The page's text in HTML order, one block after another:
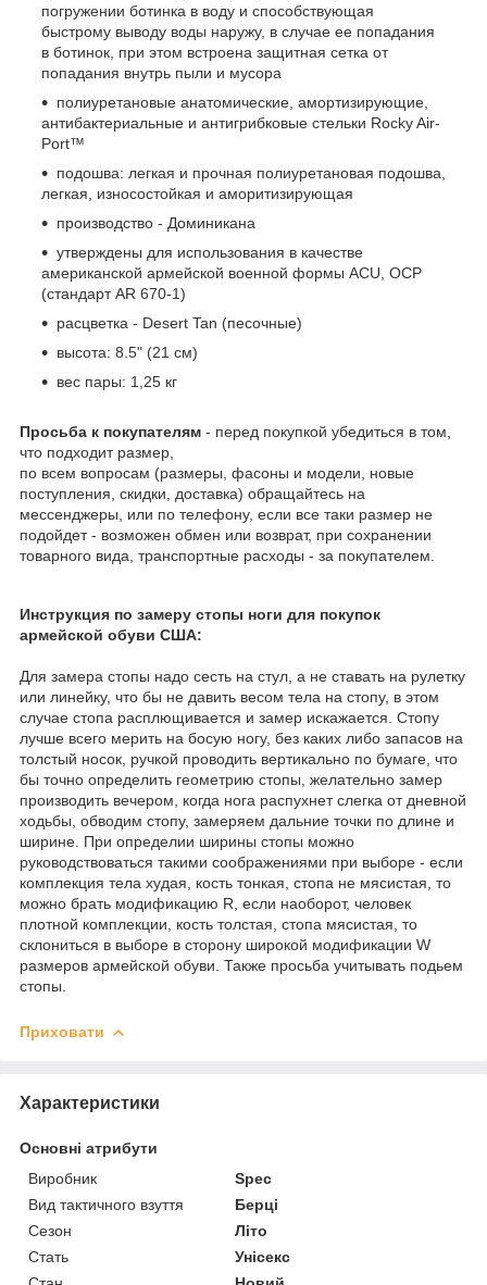
погружении ботинка в воду и способствующая
быстрому выводу воды наружу, в случае ее попадания
в ботинок, при этом встроена защитная сетка от
попадания внутрь пыли и мусора
полиуретановые анатомические, амортизирующие,
антибактериальные и антигрибковые стельки Rocky Air-
Port™
подошва: легкая и прочная полиуретановая подошва,
легкая, износостойкая и аморитизирующая
производство - Доминикана
утверждены для использования в качестве
американской армейской военной формы ACU, OCP
(стандарт AR 670-1)
расцветка - Desert Tan (песочные)
высота: 8.5" (21 см)
вес пары: 1,25 кг
Просьба к покупателям - перед покупкой убедиться в том,
что подходит размер,
по всем вопросам (размеры, фасоны и модели, новые
поступления, скидки, доставка) обращайтесь на
мессенджеры, или по телефону, если все таки размер не
подойдет - возможен обмен или возврат, при сохранении
товарного вида, транспортные расходы - за покупателем.
Инструкция по замеру стопы ноги для покупок
армейской обуви США:
Для замера стопы надо сесть на стул, а не ставать на рулетку
или линейку, что бы не давить весом тела на стопу, в этом
случае стопа расплющивается и замер искажается. Стопу
лучше всего мерить на босую ногу, без каких либо запасов на
толстый носок, ручкой проводить вертикально по бумаге, что
бы точно определить геометрию стопы, желательно замер
производить вечером, когда нога распухнет слегка от дневной
ходьбы, обводим стопу, замеряем дальние точки по длине и
ширине. При определии ширины стопы можно
руководствоваться такими соображениями при выборе - если
комплекция тела худая, кость тонкая, стопа не мясистая, то
можно брать модификацию R, если наоборот, человек
плотной комплекции, кость толстая, стопа мясистая, то
склониться в выборе в сторону широкой модификации W
размеров армейской обуви. Также просьба учитывать подьем
стопы.
Приховати
Характеристики
Основні атрибути
Виробник
Spec
Вид тактичного взуття
Берці
Сезон
Літо
Стать
Унісекс